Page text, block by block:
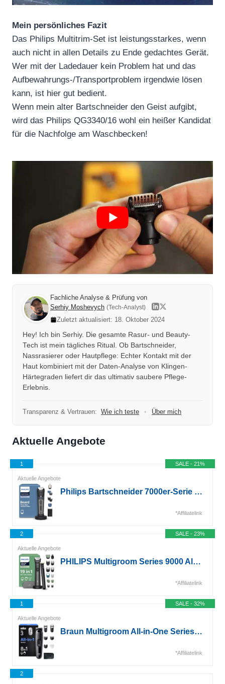
Mein persönliches Fazit
Das Philips Multitrim-Set ist leistungsstarkes, wenn
auch nicht in allen Details zu Ende gedachtes Gerät.
Wer mit der Ladedauer kein Problem hat und das
Aufbewahrungs-/Transportproblem irgendwie lösen
kann, ist hier gut bedient.
Wenn mein alter Bartschneider den Geist aufgibt,
wird das Philips QG3340/16 wohl ein heißer Kandidat
für die Nachfolge am Waschbecken!
Fachliche Analyse & Prüfung von
Serhiy Moshevych (Tech-Analyst)
Zuletzt aktualisiert: 18. Oktober 2024
Hey! Ich bin Serhiy. Die gesamte Rasur- und Beauty-
Tech ist mein tägliches Ritual. Ob Bartschneider,
Nassrasierer oder Hautpflege: Echter Kontakt mit der
Haut kombiniert mit der Daten-Analyse von Klingen-
Härtegraden liefert dir das ultimativ saubere Pflege-
Erlebnis.
Transparenz & Vertrauen: Wie ich teste • Über mich
Aktuelle Angebote
SALE - 21%
1
Aktuelle Angebote
Philips Bartschneider 7000er-Serie – selbstschärfende Metallklingen, 40 Längeneinstellungen...*
*Affiliatelink
SALE - 23%
2
Aktuelle Angebote
PHILIPS Multigroom Series 9000 All-in-One 19-teiliger Barttrimmer und Haarschneider...*
*Affiliatelink
SALE - 32%
1
Aktuelle Angebote
Braun Multigroom All-in-One Series 3, 8-in-1 Trimmer, AIO3545, Schwarz*
*Affiliatelink
2